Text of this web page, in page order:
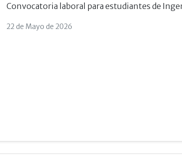
Convocatoria laboral para estudiantes de
22 de Mayo de 2026